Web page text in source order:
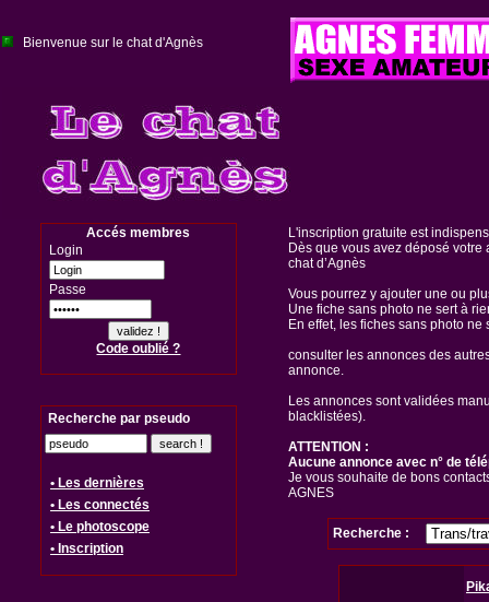
Bienvenue sur le chat d'Agnès
Accés membres
Login
Passe
Code oublié ?
Recherche par pseudo
• Les dernières
• Les connectés
• Le photoscope
• Inscription
L'inscription gratuite est
Dès que vous avez déposé
chat d’Agnès
Vous pourrez y ajouter une ou
Une fiche sans photo ne sert à
En effet, les fiches sans photo
consulter les annonces des
annonce.
Les annonces sont validées
blacklistées).
ATTENTION :
Aucune annonce avec n° de
Je vous souhaite de bons
AGNES
Recherche :